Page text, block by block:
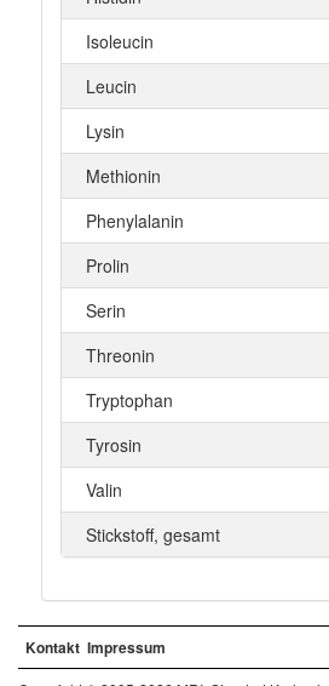
Isoleucin
Leucin
Lysin
Methionin
Phenylalanin
Prolin
Serin
Threonin
Tryptophan
Tyrosin
Valin
Stickstoff, gesamt
Kontakt Impressum